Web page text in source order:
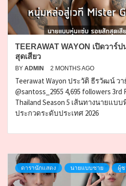
TEERAWAT WAYON เปิดวา
สุดเสียว
BY ADMIN 2 MONTHS AGO
Teerawat Wayon ประวัติ ธีรวัฒน์ ว
@santoss_2955 4,695 followers 3rd
Thailand Season 5 เส้นทางนายแบ
ประกวดระดับประเทศ 2026
ดารานักแสดง นายแบบชาย ผู้ช